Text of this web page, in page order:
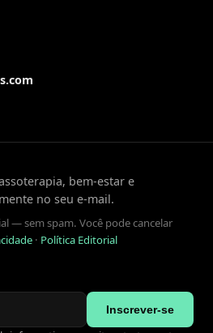
bem-estar e
no seu e-mail.
— sem spam. Você pode cancelar
· Política Editorial
Inscrever-se